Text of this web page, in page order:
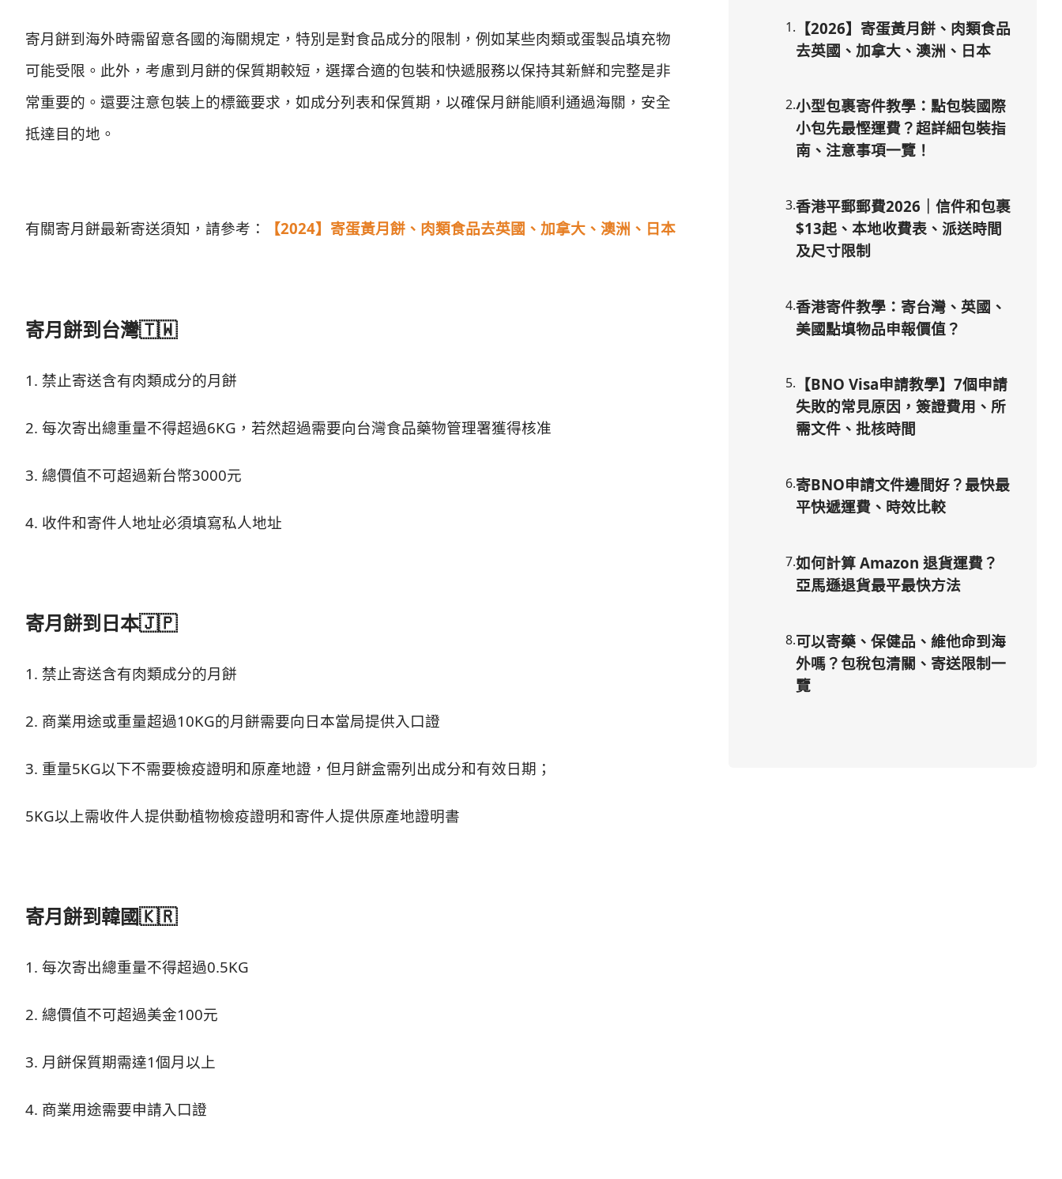
寄月餅到海外時需留意各國的海關規定，特別是對食品成分的限制，例如某些肉類或蛋製品填充物
可能受限。此外，考慮到月餅的保質期較短，選擇合適的包裝和快遞服務以保持其新鮮和完整是非
常重要的。還要注意包裝上的標籤要求，如成分列表和保質期，以確保月餅能順利通過海關，安全
抵達目的地。
有關寄月餅最新寄送須知，請參考： 【2024】寄蛋黃月餅、肉類食品去英國、加拿大、澳洲、日本
寄月餅到台灣🇹🇼
1. 禁止寄送含有肉類成分的月餅
2. 每次寄出總重量不得超過6KG，若然超過需要向台灣食品藥物管理署獲得核准
3. 總價值不可超過新台幣3000元
4. 收件和寄件人地址必須填寫私人地址
寄月餅到日本🇯🇵
1. 禁止寄送含有肉類成分的月餅
2. 商業用途或重量超過10KG的月餅需要向日本當局提供入口證
3. 重量5KG以下不需要檢疫證明和原產地證，但月餅盒需列出成分和有效日期；
5KG以上需收件人提供動植物檢疫證明和寄件人提供原產地證明書
寄月餅到韓國🇰🇷
1. 每次寄出總重量不得超過0.5KG
2. 總價值不可超過美金100元
3. 月餅保質期需達1個月以上
4. 商業用途需要申請入口證
1. 【2026】寄蛋黃月餅、肉類食品
去英國、加拿大、澳洲、日本
2.小型包裹寄件教學：點包裝國際
小包先最慳運費？超詳細包裝指
南、注意事項一覽！
3.香港平郵郵費2026｜信件和包裹
$13起、本地收費表、派送時間
及尺寸限制
4.香港寄件教學：寄台灣、英國、
美國點填物品申報價值？
5.
【BNO Visa申請教學】7個申請
失敗的常見原因，簽證費用、所
需文件、批核時間
6.寄BNO申請文件邊間好？最快最
平快遞運費、時效比較
7.如何計算 Amazon 退貨運費？
亞馬遜退貨最平最快方法
8.可以寄藥、保健品、維他命到海
外嗎？包稅包清關、寄送限制一
覽